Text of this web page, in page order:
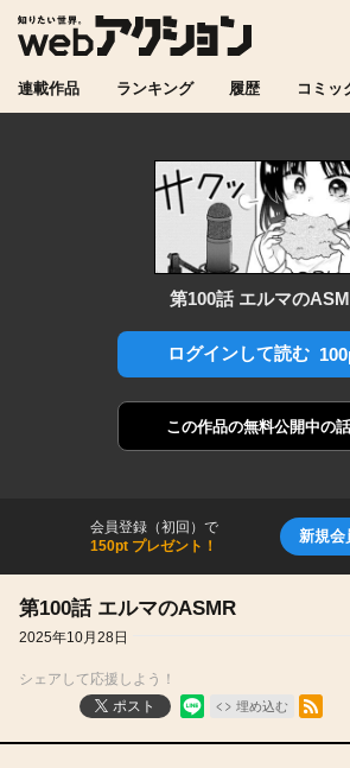
連載作品 ランキング 履歴 コミッ
第100話 エルマの
ログインして読む
この作品の無料公開中の
会員登録（初回）で
150pt プレゼント！
新規会
第100話 エルマのASMR
2025年10月28日
シェアして応援しよう！
ポスト
埋め込む
RSSフィード